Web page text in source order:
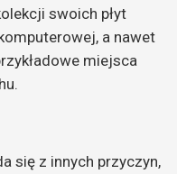
swoich płyt
a nawet
miejsca
się z innych przyczyn,